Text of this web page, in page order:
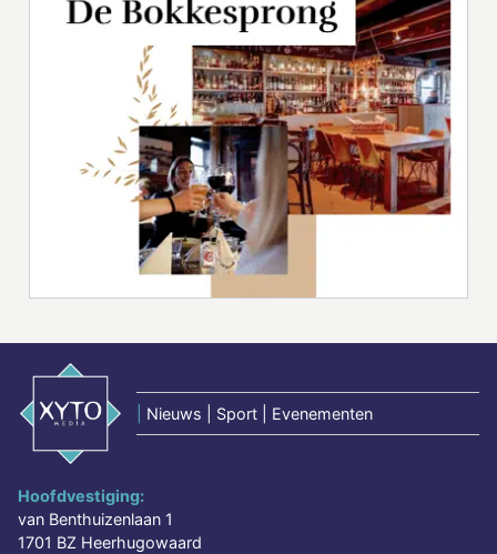
Nieuws | Sport | Evenementen
Hoofdvestiging:
van Benthuizenlaan 1
1701 BZ Heerhugowaard